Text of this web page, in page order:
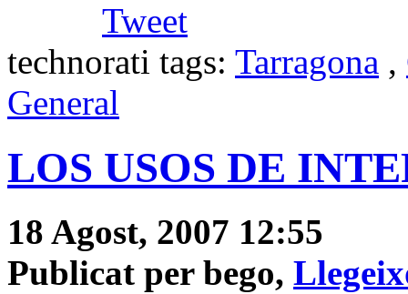
Tweet
technorati tags: Tarragona ,
General
LOS USOS DE
18 Agost, 2007 12:55
Publicat per bego,